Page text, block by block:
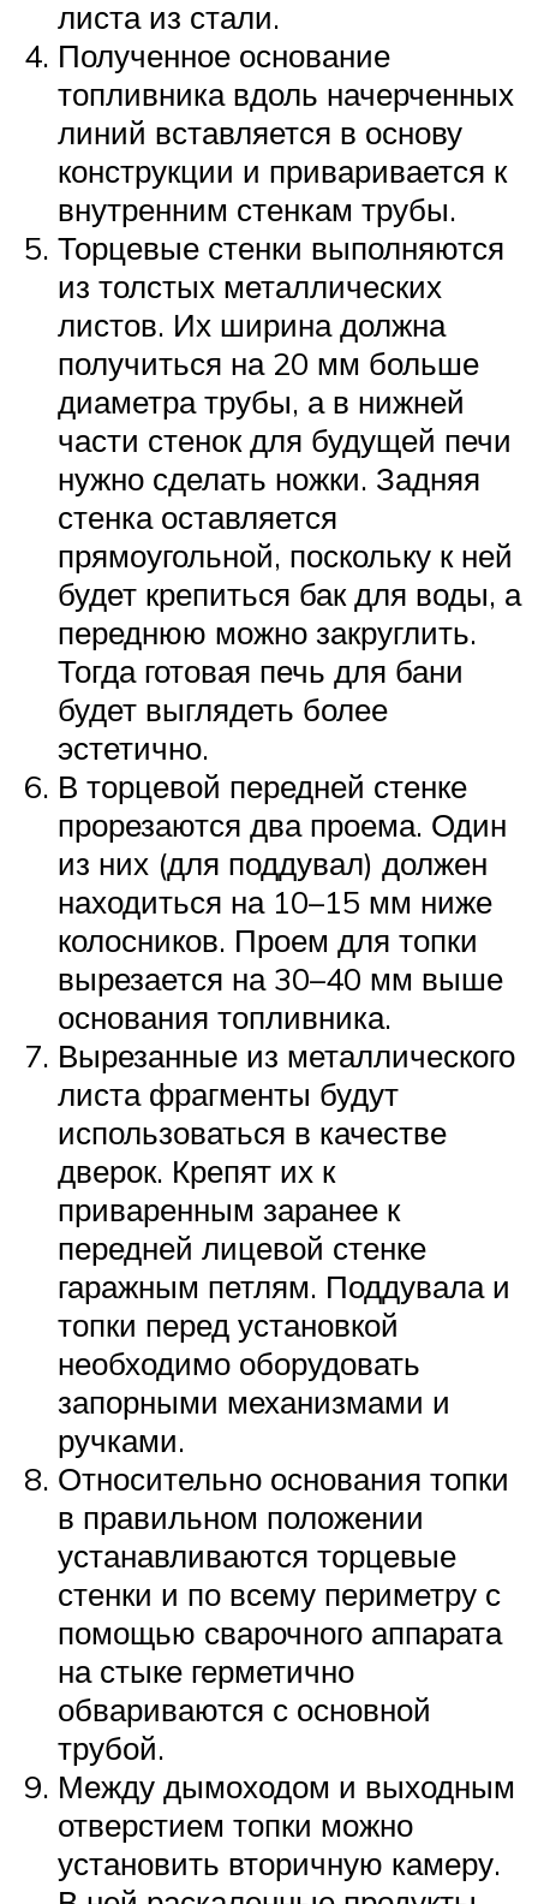
листа из стали.
Полученное основание
топливника вдоль начерченных
линий вставляется в основу
конструкции и приваривается к
внутренним стенкам трубы.
Торцевые стенки выполняются
из толстых металлических
листов. Их ширина должна
получиться на 20 мм больше
диаметра трубы, а в нижней
части стенок для будущей печи
нужно сделать ножки. Задняя
стенка оставляется
прямоугольной, поскольку к ней
будет крепиться бак для воды, а
переднюю можно закруглить.
Тогда готовая печь для бани
будет выглядеть более
эстетично.
В торцевой передней стенке
прорезаются два проема. Один
из них (для поддувал) должен
находиться на 10–15 мм ниже
колосников. Проем для топки
вырезается на 30–40 мм выше
основания топливника.
Вырезанные из металлического
листа фрагменты будут
использоваться в качестве
дверок. Крепят их к
приваренным заранее к
передней лицевой стенке
гаражным петлям. Поддувала и
топки перед установкой
необходимо оборудовать
запорными механизмами и
ручками.
Относительно основания топки
в правильном положении
устанавливаются торцевые
стенки и по всему периметру с
помощью сварочного аппарата
на стыке герметично
обвариваются с основной
трубой.
Между дымоходом и выходным
отверстием топки можно
установить вторичную камеру.